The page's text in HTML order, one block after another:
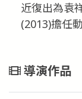
近復出為袁
(2013)擔任
導演作品